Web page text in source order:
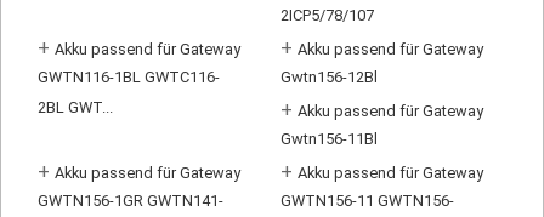
2ICP5/78/107
+ Akku passend für Gateway
GWTN116-1BL GWTC116-
2BL GWT...
+ Akku passend für Gateway
Gwtn156-12Bl
+ Akku passend für Gateway
Gwtn156-11Bl
+ Akku passend für Gateway
GWTN156-1GR GWTN141-
+ Akku passend für Gateway
GWTN156-11 GWTN156-